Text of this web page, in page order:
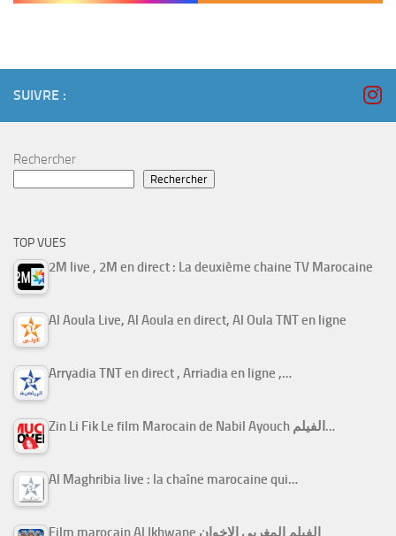
SUIVRE :
Rechercher
Rechercher
TOP VUES
2M live , 2M en direct : La deuxième chaine TV Marocaine
Al Aoula Live, Al Aoula en direct, Al Oula TNT en ligne
Arryadia TNT en direct , Arriadia en ligne ,…
Zin Li Fik Le film Marocain de Nabil Ayouch الفيلم…
Al Maghribia live : la chaîne marocaine qui…
Film marocain Al Ikhwane الفيلم المغربي الإخوان